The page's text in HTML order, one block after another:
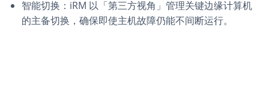
智能切换：iRM 以「第三方视角」管理关键边缘计算机
的主备切换，确保即使主机故障仍能不间断运行。